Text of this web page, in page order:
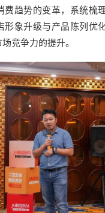
费趋势的变革，系统梳
形象升级与产品陈列优
竞争力的提升。